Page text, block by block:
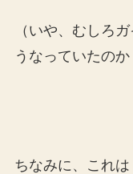
（いや、むしろ
うなっていたのか
ちなみに、これは